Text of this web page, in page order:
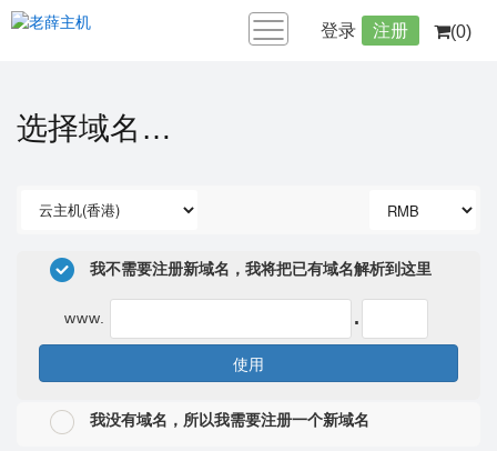
登录 注册 (0)
选择域名…
我不需要注册新域名，我将把已有域名解析到这里
www. .
使用
我没有域名，所以我需要注册一个新域名